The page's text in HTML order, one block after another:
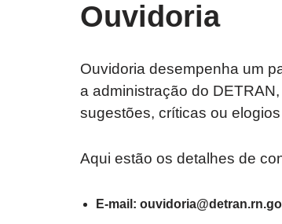
Ouvidoria
Ouvidoria desempenha um
a administração do
sugestões, críticas ou
Aqui estão os detalhes de
E-mail: